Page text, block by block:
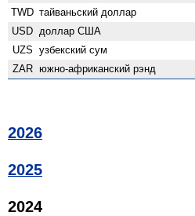
TWD тайваньский доллар
USD доллар США
UZS узбекский сум
ZAR южно-африканский рэнд
2026
2025
2024